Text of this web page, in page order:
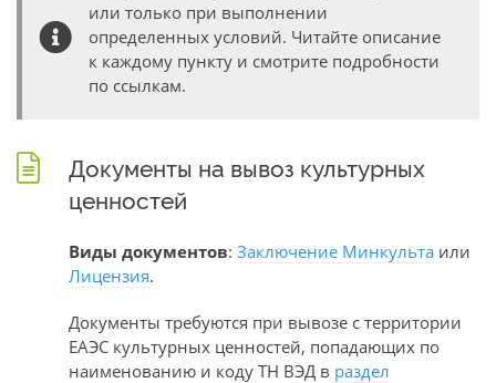
или только при выполнении
определенных условий. Читайте описание
к каждому пункту и смотрите подробности
по ссылкам.
Документы на вывоз культурных
ценностей
Виды документов: Заключение Минкульта или
Лицензия.
Документы требуются при вывозе с территории
ЕАЭС культурных ценностей, попадающих по
наименованию и коду ТН ВЭД в раздел